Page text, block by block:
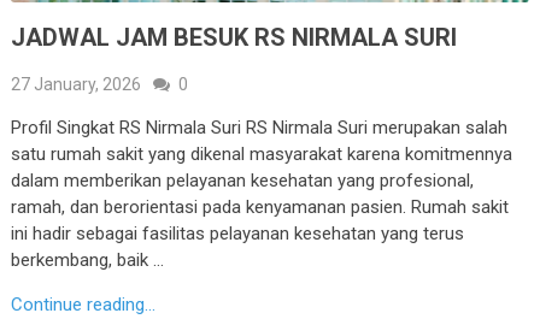
JADWAL JAM BESUK RS NIRMALA SURI
27 January, 2026 0
Profil Singkat RS Nirmala Suri RS Nirmala Suri merupakan salah
satu rumah sakit yang dikenal masyarakat karena komitmennya
dalam memberikan pelayanan kesehatan yang profesional,
ramah, dan berorientasi pada kenyamanan pasien. Rumah sakit
ini hadir sebagai fasilitas pelayanan kesehatan yang terus
berkembang, baik …
Continue reading...